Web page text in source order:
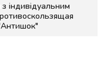
індивідуальним